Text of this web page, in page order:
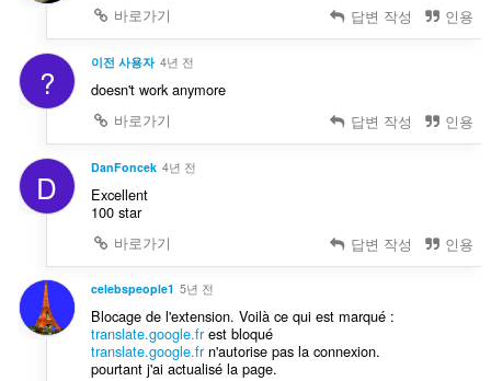
바로가기
답변 작성 인용
? 이전 사용자 4년 전
doesn't work anymore
바로가기
답변 작성 인용
D DanFoncek 4년 전
Excellent
100 star
바로가기
답변 작성 인용
celebspeople1 5년 전
Blocage de l'extension. Voilà ce qui est marqué :
translate.google.frest bloqué
translate.google.frn'autorise pas la connexion.
pourtant j'ai actualisé la page.